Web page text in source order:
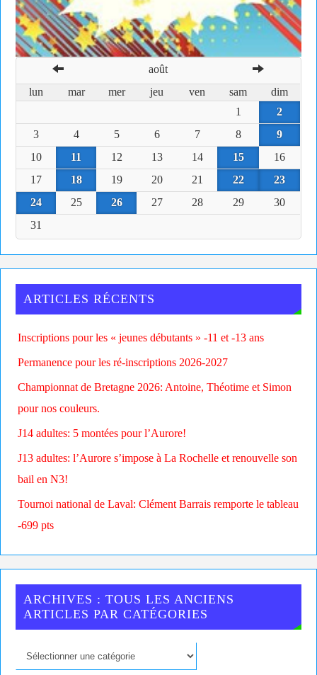
août
lun
mar mer jeu ven sam
dim
1
2
3
4 5 6 7 8
9
10
11 12 13 14 15
16
17
18 19 20 21 22
23
24
25 26 27 28 29
30
31
ARTICLES RÉCENTS
Inscriptions pour les « jeunes débutants » -11 et -13 ans
Permanence pour les ré-inscriptions 2026-2027
Championnat de Bretagne 2026: Antoine, Théotime et Simon
pour nos couleurs.
J14 adultes: 5 montées pour l’Aurore!
J13 adultes: l’Aurore s’impose à La Rochelle et renouvelle son
bail en N3!
Tournoi national de Laval: Clément Barrais remporte le tableau
-699 pts
ARCHIVES : TOUS LES ANCIENS
ARTICLES PAR CATÉGORIES